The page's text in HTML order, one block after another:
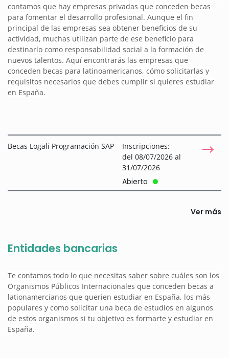
contamos que hay empresas privadas que conceden becas
para fomentar el desarrollo profesional. Aunque el fin
principal de las empresas sea obtener beneficios de su
actividad, muchas utilizan parte de ese beneficio para
destinarlo como responsabilidad social a la formación de
nuevos talentos. Aquí encontrarás las empresas que
conceden becas para latinoamericanos, cómo solicitarlas y
requisitos necesarios que debes cumplir si quieres estudiar
en España.
Becas Logali Programación SAP
Inscripciones:
del 08/07/2026 al
31/07/2026
Abierta
Ver más
Entidades bancarias
Te contamos todo lo que necesitas saber sobre cuáles son los
Organismos Públicos Internacionales que conceden becas a
lationamercianos que querien estudiar en España, los más
populares y como solicitar una beca de estudios en algunos
de estos organismos si tu objetivo es formarte y estudiar en
España.